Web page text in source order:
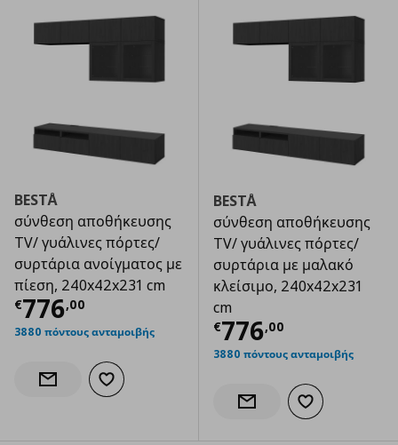
BESTÅ
σύνθεση αποθήκευσης
TV/ γυάλινες πόρτες/
συρτάρια ανοίγματος με
πίεση, 240x42x231 cm
€776,00
Τρέχουσα τιμή € 776,00
3880 πόντους ανταμοιβής
Ενημέρωση διαθεσιμότητας
Προσθήκη στα αγαπημένα
BESTÅ
σύνθεση αποθήκευσης
TV/ γυάλινες πόρτες/
συρτάρια με μαλακό
κλείσιμο, 240x42x231
cm
€776,00
Τρέχουσα
3880 πόντους ανταμοιβής
Ενημέρωση διαθεσιμότητας
Προσθήκη στα